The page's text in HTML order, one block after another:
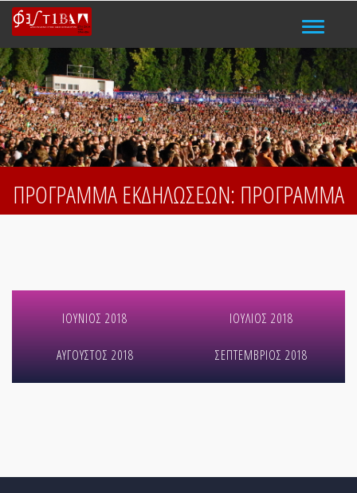
Μενού
ΠΡΟΓΡΑΜΜΑ ΕΚΔΗΛΩΣΕΩΝ: ΠΡΟΓΡΑΜΜΑ
ΙΟΥΝΙΟΣ2018 ΙΟΥΛΙΟΣ2018
ΑΥΓΟΥΣΤΟΣ 2018 ΣΕΠΤΕΜΒΡΙΟΣ2018